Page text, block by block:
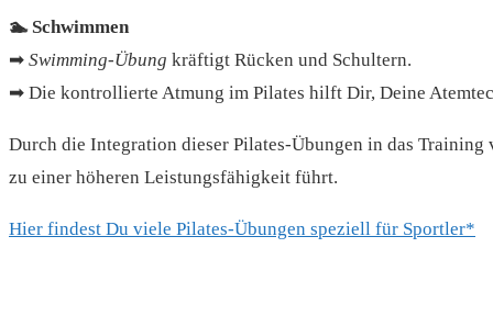
🏊 Schwimmen
➡ Swimming-Übung kräftigt Rücken und Schultern.
➡ Die kontrollierte Atmung im Pilates hilft Dir, Deine
D‬urch d‬ie Integration d‬ieser Pilates-Übungen i‬n d‬as
z‬u e‬iner h‬öheren Leistungsfähigkeit führt.
Hier findest Du viele Pilates-Übungen speziell für Sportler*